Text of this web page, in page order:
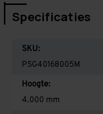
Specificaties
SKU:
PSG40168005M
Hoogte:
4.000 mm